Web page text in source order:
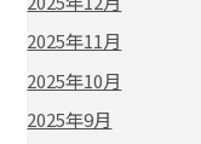
2025年11月
2025年10月
2025年9月